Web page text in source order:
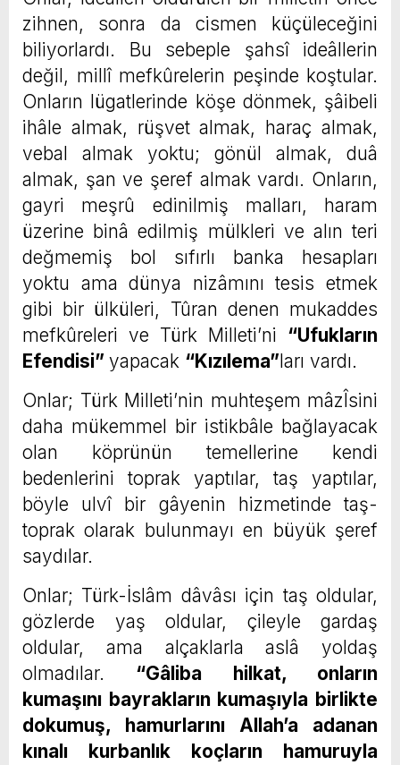
zihnen, sonra da cismen küçüleceğini
biliyorlardı. Bu sebeple şahsî ideâllerin
değil, millî mefkûrelerin peşinde koştular.
Onların lügatlerinde köşe dönmek, şâibeli
ihâle almak, rüşvet almak, haraç almak,
vebal almak yoktu; gönül almak, duâ
almak, şan ve şeref almak vardı. Onların,
gayri meşrû edinilmiş malları, haram
üzerine binâ edilmiş mülkleri ve alın teri
değmemiş bol sıfırlı banka hesapları
yoktu ama dünya nizâmını tesis etmek
gibi bir ülküleri, Tûran denen mukaddes
mefkûreleri ve Türk Milleti’ni “Ufukların
Efendisi” yapacak “Kızılema”ları vardı.
Onlar; Türk Milleti’nin muhteşem mâzÎsini
daha mükemmel bir istikbâle bağlayacak
olan köprünün temellerine kendi
bedenlerini toprak yaptılar, taş yaptılar,
böyle ulvî bir gâyenin hizmetinde taş-
toprak olarak bulunmayı en büyük şeref
saydılar.
Onlar; Türk-İslâm dâvâsı için taş oldular,
gözlerde yaş oldular, çileyle gardaş
oldular, ama alçaklarla aslâ yoldaş
olmadılar. “Gâliba hilkat, onların
kumaşını bayrakların kumaşıyla birlikte
dokumuş, hamurlarını Allah’a adanan
kınalı kurbanlık koçların hamuruyla